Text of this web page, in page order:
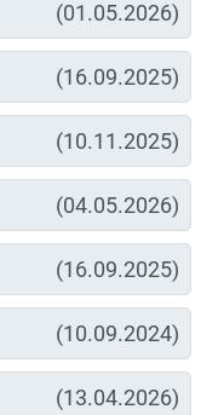
(01.05.2026)
(16.09.2025)
(10.11.2025)
(04.05.2026)
(16.09.2025)
(10.09.2024)
(13.04.2026)